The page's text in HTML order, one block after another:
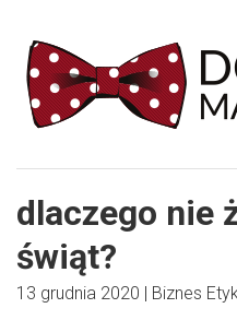
dlaczego nie
świąt?
13 grudnia 2020 | Biznes